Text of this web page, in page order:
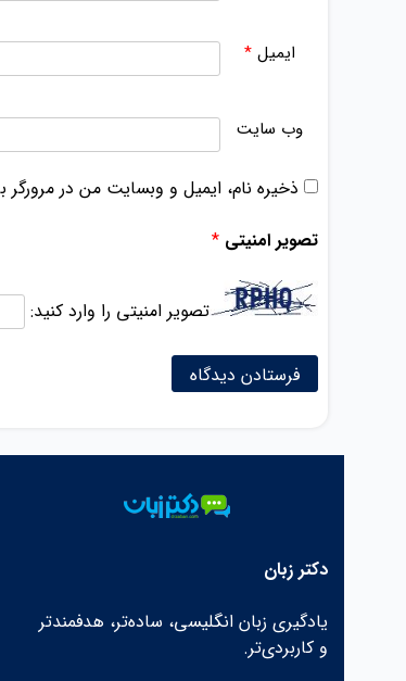
ایمیل*
وب‌ سایت
ذخیره نام، ایمیل و وبسایت من در
تصویر امنیتی *
تصویر امنیتی را وارد کنید:
دکتر زبان
یادگیری زبان انگلیسی، ساده‌تر، هدفمندتر
و کاربردی‌تر.